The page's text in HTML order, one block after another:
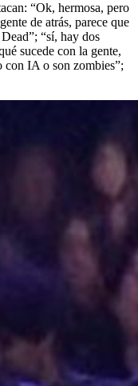
“Ok, hermosa, pero
de atrás, parece que
“sí, hay dos
sucede con la gente,
con IA o son zombies”;